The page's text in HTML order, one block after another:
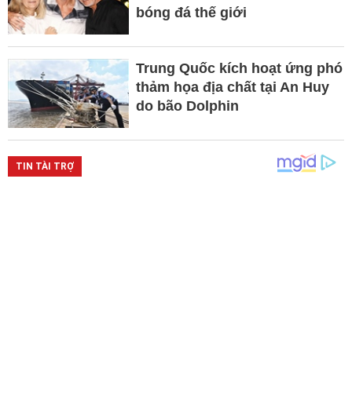
bóng đá thế giới
Trung Quốc kích hoạt ứng phó
thảm họa địa chất tại An Huy
do bão Dolphin